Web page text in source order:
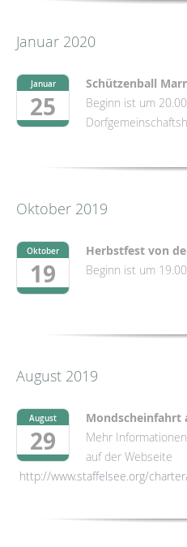
Januar 2020
Januar
25
Schützenball
Beginn ist um
Oktober 2019
Oktober
19
Herbstfest von
Beginn ist um
August 2019
August
29
Mondscheinfahrt
Mehr
auf der Webseite
http://www.staffelsee.org/